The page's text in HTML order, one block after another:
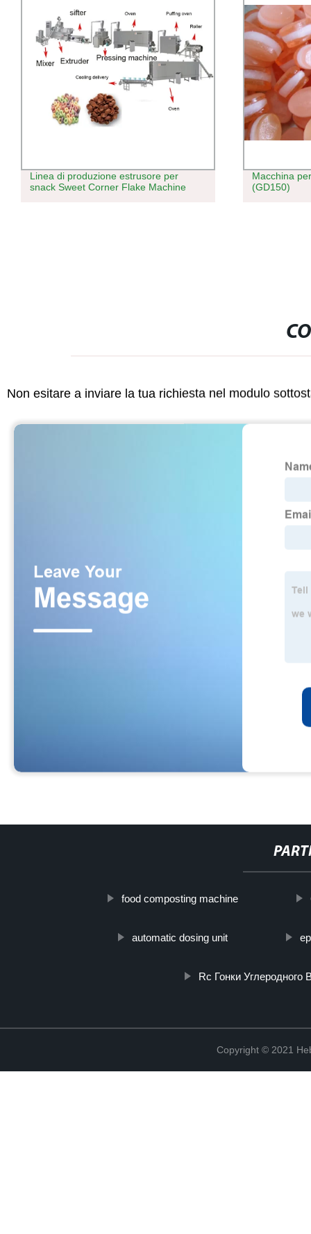
Linea di produzione estrusore per
snack Sweet Corner Flake Machine
Macchina
(GD150)
Non esitare a inviare la tua richiesta nel modulo
food composting machine
automatic dosing unit
Rc Гонки Углеродного
Copyright © 2021